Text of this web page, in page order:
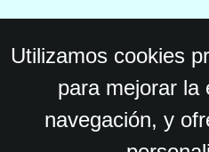
Utilizamos cookies
para mejorar la
navegación, y